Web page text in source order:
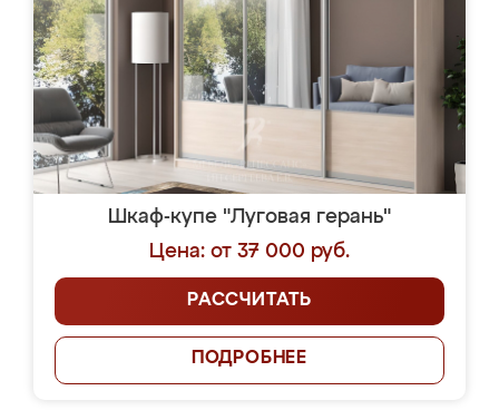
Шкаф-купе "Луговая герань"
Цена: от 37 000 руб.
РАССЧИТАТЬ
ПОДРОБНЕЕ